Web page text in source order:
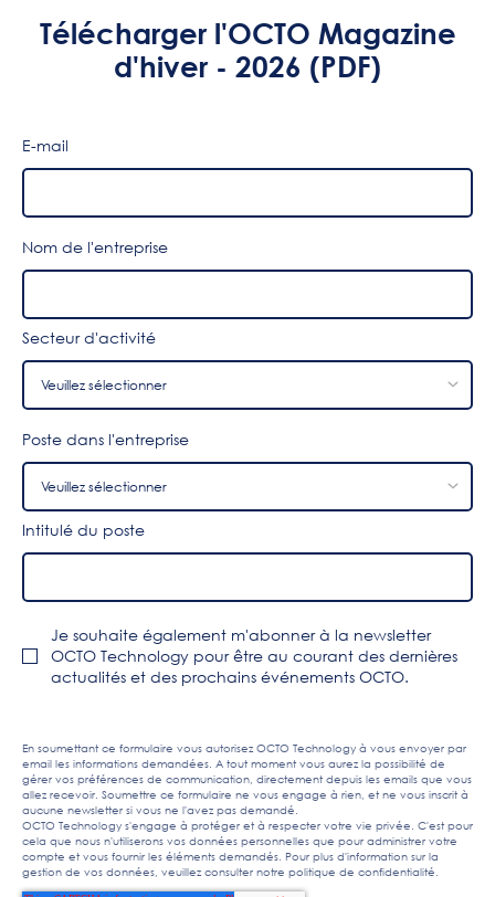
Télécharger l'OCTO Magazine
d'hiver - 2026 (PDF)
E-mail
Nom de l'entreprise
Secteur d'activité
Poste dans l'entreprise
Intitulé du poste
Je souhaite également m'abonner à la newsletter
OCTO Technology pour être au courant des dernières
actualités et des prochains événements OCTO.
En soumettant ce formulaire vous autorisez OCTO Technology à vous envoyer par
email les informations demandées. A tout moment vous aurez la possibilité de
gérer vos préférences de communication, directement depuis les emails que vous
allez recevoir. Soumettre ce formulaire ne vous engage à rien, et ne vous inscrit à
aucune newsletter si vous ne l'avez pas demandé.
OCTO Technology s'engage à protéger et à respecter votre vie privée. C'est pour
cela que nous n'utiliserons vos données personnelles que pour administrer votre
compte et vous fournir les éléments demandés. Pour plus d'information sur la
gestion de vos données, veuillez consulter notre politique de confidentialité.